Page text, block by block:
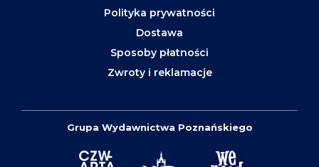
Polityka prywatności
Dostawa
Sposoby płatności
Zwroty i reklamacje
Grupa Wydawnictwa Poznańskiego